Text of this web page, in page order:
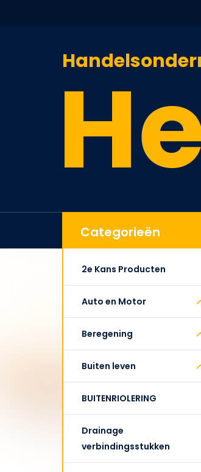
Categorieën
2e Kans Producten
Auto en Motor
Beregening
Buiten leven
BUITENRIOLERING
Drainage
verbindingsstukken